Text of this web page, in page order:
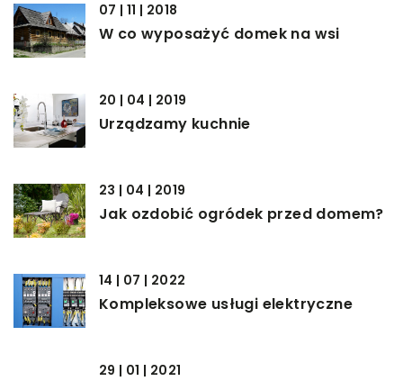
07 | 11 | 2018
W co wyposażyć domek na wsi
20 | 04 | 2019
Urządzamy kuchnie
23 | 04 | 2019
Jak ozdobić ogródek przed domem?
14 | 07 | 2022
Kompleksowe usługi elektryczne
29 | 01 | 2021